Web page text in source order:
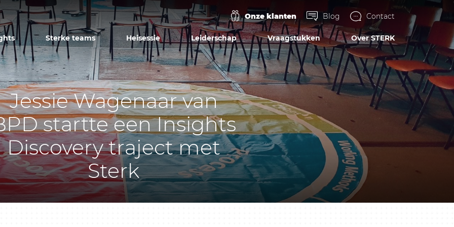
Onze klanten Blog Contact
Sterke teams Heisessie Leiderschap Vraagstukken Over STERK
Jessie Wagenaar van
startte een Insights
Discovery traject met
Sterk